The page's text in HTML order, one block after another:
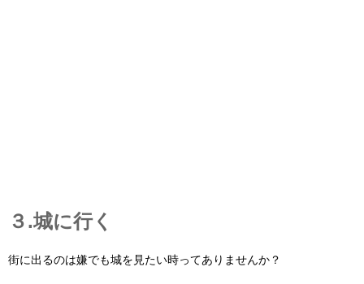
３.城に行く
街に出るのは嫌でも城を見たい時ってありませんか？